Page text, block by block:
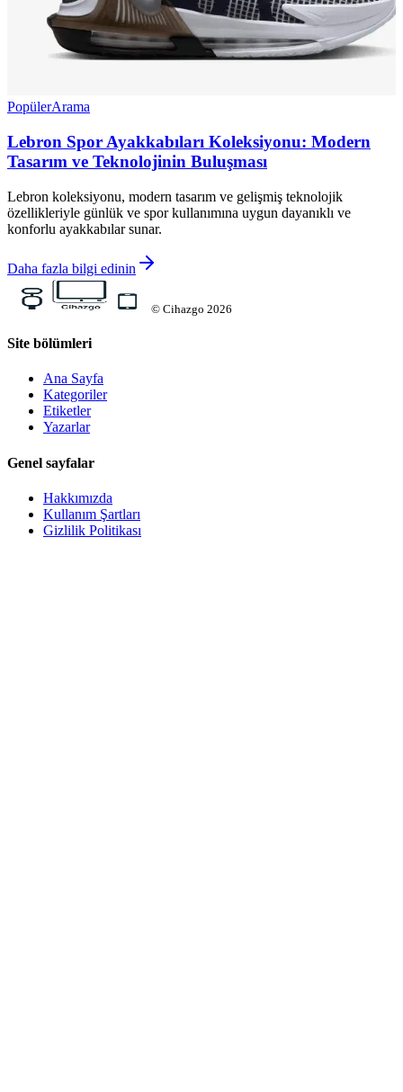
PopülerArama
Lebron Spor Ayakkabıları Koleksiyonu: Modern
Tasarım ve Teknolojinin Buluşması
Lebron koleksiyonu, modern tasarım ve gelişmiş teknolojik
özellikleriyle günlük ve spor kullanımına uygun dayanıklı ve
konforlu ayakkabılar sunar.
Daha fazla bilgi edinin
© Cihazgo 2026
Site bölümleri
Ana Sayfa
Kategoriler
Etiketler
Yazarlar
Genel sayfalar
Hakkımızda
Kullanım Şartları
Gizlilik Politikası